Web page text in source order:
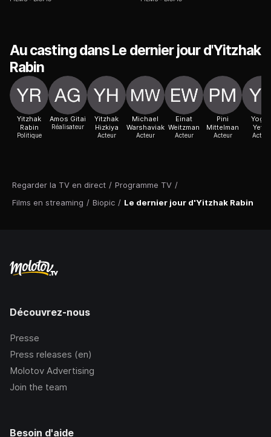
Regarder la TV en direct / Programme TV /
Films en streaming / Biopic / Le dernier jour d'Yitzhak Rabin
Au casting dans Le dernier jour d'Yitzhak
Rabin
Yitzhak
Rabin
Politique
Amos Gitai
Réalisateur
Yitzhak
Hizkiya
Acteur
Michael
Warshaviak
Acteur
Einat
Weitzman
Acteur
Pini
Mittelman
Acteur
Yogev
Yefet
Acteur
Découvrez-nous
Presse
Press releases (en)
Molotov Advertising
Join the team
Besoin d'aide